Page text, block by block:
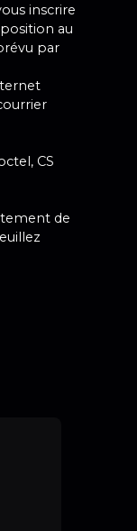
inscrire
au
par
CS
de